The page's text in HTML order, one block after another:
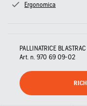
Ergonomica
PALLINATRICE
Art. n. 970 69 09‑02